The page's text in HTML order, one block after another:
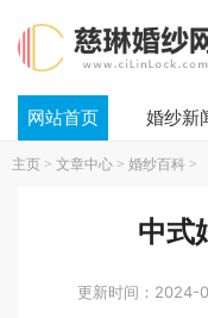
网站首页 婚纱新
主页 > 文章中心 > 婚纱百科 >
中式
更新时间：2024-